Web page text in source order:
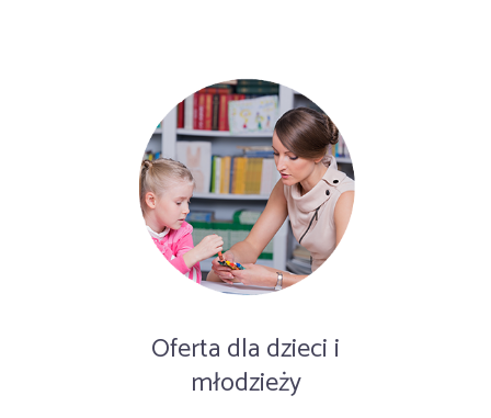
Oferta dla dzieci i
młodzieży